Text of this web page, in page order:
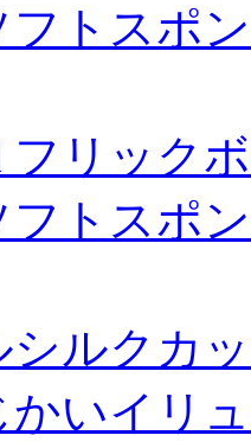
トスポ
フリック
トスポ
シルクカ
かいイリ